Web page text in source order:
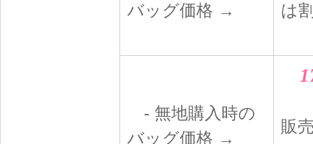
バッグ価格 →
は
- 無地購入時の
バッグ価格 →
販